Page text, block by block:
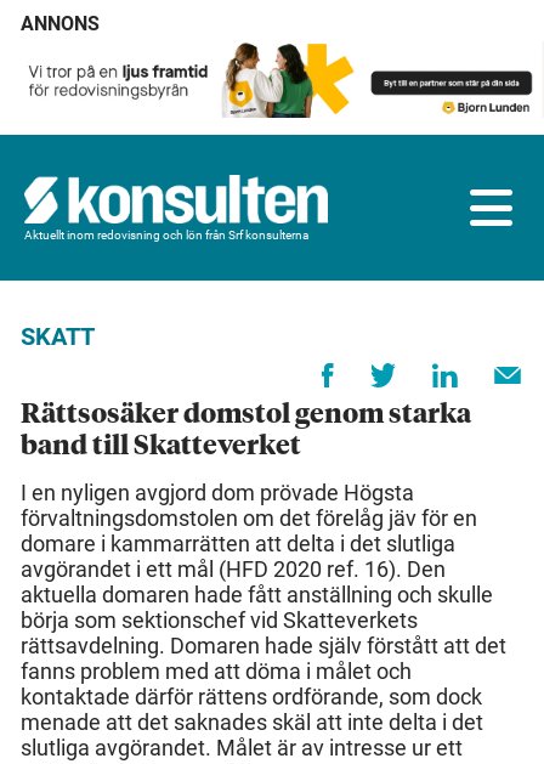
ANNONS
Aktuellt inom redovisning och lön från Srf konsulterna
SKATT
Rättsosäker domstol genom starka
band till Skatteverket
I en nyligen avgjord dom prövade Högsta
förvaltningsdomstolen om det förelåg jäv för en
domare i kammarrätten att delta i det slutliga
avgörandet i ett mål (HFD 2020 ref. 16). Den
aktuella domaren hade fått anställning och skulle
börja som sektionschef vid Skatteverkets
rättsavdelning. Domaren hade själv förstått att det
fanns problem med att döma i målet och
kontaktade därför rättens ordförande, som dock
menade att det saknades skäl att inte delta i det
slutliga avgörandet. Målet är av intresse ur ett